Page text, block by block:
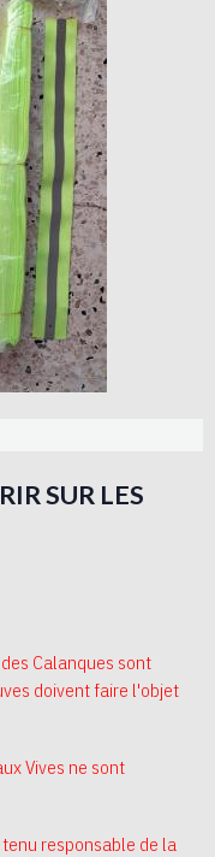
SUR LES
Calanques sont
doivent faire l'objet
Vives ne sont
responsable de la